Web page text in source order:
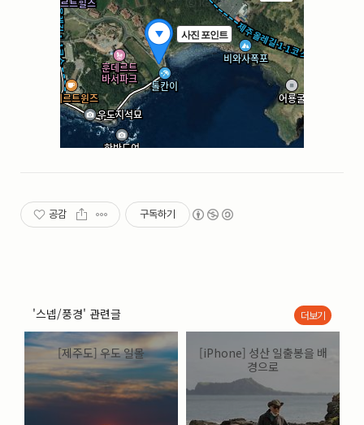
공감 구독하기
'스넵/풍경' 관련글
[제주도] 우도 일몰
[iPhone] 성산 일출봉을 배
경으로
더보기